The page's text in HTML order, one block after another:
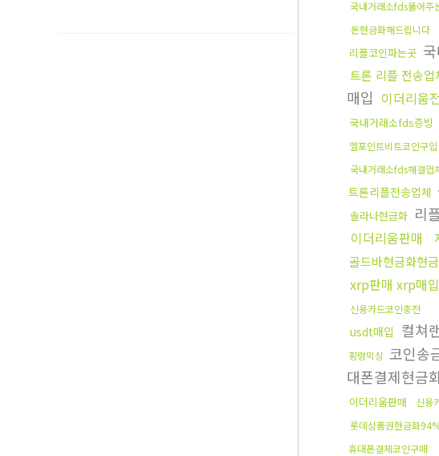
국내거래소fds뚫어주
돈현금화해드립니다
리플코인파는곳
트론 리플 전송업
매입 이더리움
국내거래소fds증빙
엘포인트비트코인구입
국내거래소fds해결업
트론리플전송업체
솔라나현금화 리
이더리움판매
골드바현금화현
xrp판매 xrp매입
신용카드코인충전
usdt매입 컬쳐
횡령믹싱 코인송
대폰결제현금
이더리움판매 신용
롯데상품권현금화
휴대폰결제코인구매